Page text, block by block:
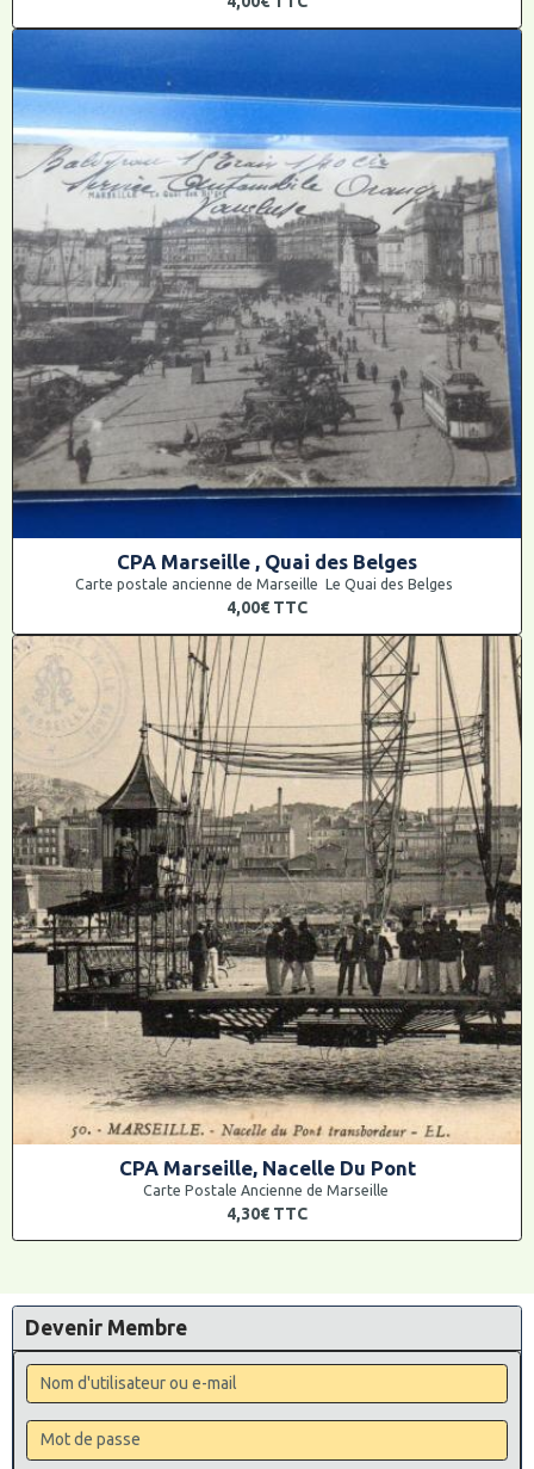
CPA Marseille , Quai des Belges
Carte postale ancienne de Marseille Le Quai des Belges
4,00€ TTC
CPA Marseille, Nacelle Du Pont
Carte Postale Ancienne de Marseille
4,30€ TTC
Devenir Membre